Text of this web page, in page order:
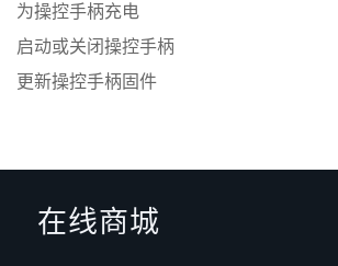
为操控手柄充电
启动或关闭操控手柄
更新操控手柄固件
在线商城